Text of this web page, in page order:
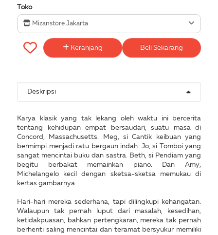
Toko
Mizanstore Jakarta
Keranjang Beli Sekarang
Deskripsi
Karya klasik yang tak lekang oleh waktu ini bercerita
tentang kehidupan empat bersaudari, suatu masa di
Concord, Massachusetts. Meg, si Cantik keibuan yang
bermimpi menjadi ratu bergaun indah. Jo, si Tomboi yang
sangat mencintai buku dan sastra. Beth, si Pendiam yang
begitu berbakat memainkan piano. Dan Amy,
Michelangelo kecil dengan sketsa-sketsa memukau di
kertas gambarnya.
Hari-hari mereka sederhana, tapi dilingkupi kehangatan.
Walaupun tak pernah luput dari masalah, kesedihan,
ketidakpuasan, bahkan pertengkaran, mereka tak pernah
berhenti saling mencintai dan teramat bersyukur memiliki